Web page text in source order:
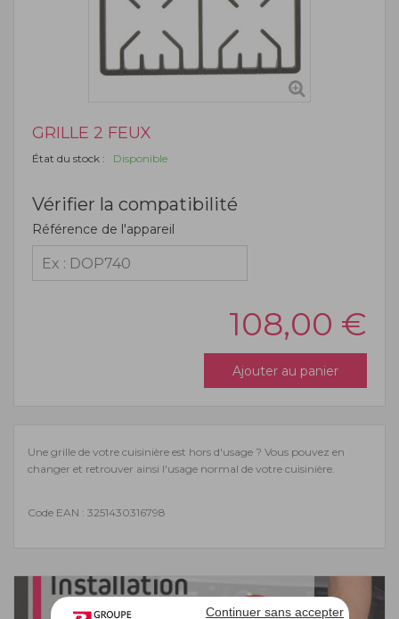
Continuer sans accepter
GRILLE 2 FEUX
État du stock : Disponible
Vérifier la compatibilité
Référence de l'appareil
108,00 €
Ajouter au panier
Une grille de votre cuisinière est hors d'usage ? Vous pouvez en
changer et retrouver ainsi l'usage normal de votre cuisinière.
Code EAN : 3251430316798